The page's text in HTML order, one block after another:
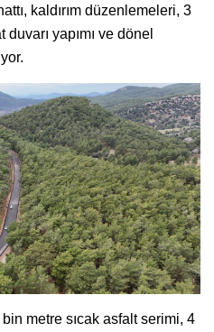
kaldırım düzenlemeleri, 3
yapımı ve dönel
metre sıcak asfalt serimi, 4